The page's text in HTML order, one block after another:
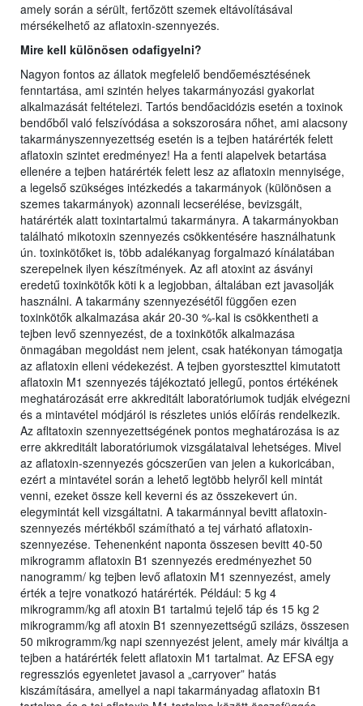
amely során a sérült, fertőzött szemek eltávolításával
mérsékelhető az aflatoxin-szennyezés.
Mire kell különösen odafigyelni?
Nagyon fontos az állatok megfelelő bendőemésztésének
fenntartása, ami szintén helyes takarmányozási gyakorlat
alkalmazását feltételezi. Tartós bendőacidózis esetén a toxinok
bendőből való felszívódása a sokszorosára nőhet, ami alacsony
takarmányszennyezettség esetén is a tejben határérték felett
aflatoxin szintet eredményez! Ha a fenti alapelvek betartása
ellenére a tejben határérték felett lesz az aflatoxin mennyisége,
a legelső szükséges intézkedés a takarmányok (különösen a
szemes takarmányok) azonnali lecserélése, bevizsgált,
határérték alatt toxintartalmú takarmányra. A takarmányokban
található mikotoxin szennyezés csökkentésére használhatunk
ún. toxinkötőket is, több adalékanyag forgalmazó kínálatában
szerepelnek ilyen készítmények. Az afl atoxint az ásványi
eredetű toxinkötők köti k a legjobban, általában ezt javasolják
használni. A takarmány szennyezésétől függően ezen
toxinkötők alkalmazása akár 20-30 %-kal is csökkentheti a
tejben levő szennyezést, de a toxinkötők alkalmazása
önmagában megoldást nem jelent, csak hatékonyan támogatja
az aflatoxin elleni védekezést. A tejben gyorsteszttel kimutatott
aflatoxin M1 szennyezés tájékoztató jellegű, pontos értékének
meghatározását erre akkreditált laboratóriumok tudják elvégezni
és a mintavétel módjáról is részletes uniós előírás rendelkezik.
Az afltatoxin szennyezettségének pontos meghatározása is az
erre akkreditált laboratóriumok vizsgálataival lehetséges. Mivel
az aflatoxin-szennyezés gócszerűen van jelen a kukoricában,
ezért a mintavétel során a lehető legtöbb helyről kell mintát
venni, ezeket össze kell keverni és az összekevert ún.
elegymintát kell vizsgáltatni. A takarmánnyal bevitt aflatoxin-
szennyezés mértékből számítható a tej várható aflatoxin-
szennyezése. Tehenenként naponta összesen bevitt 40-50
mikrogramm aflatoxin B1 szennyezés eredményezhet 50
nanogramm/ kg tejben levő aflatoxin M1 szennyezést, amely
érték a tejre vonatkozó határérték. Például: 5 kg 4
mikrogramm/kg afl atoxin B1 tartalmú tejelő táp és 15 kg 2
mikrogramm/kg afl atoxin B1 szennyezettségű szilázs, összesen
50 mikrogramm/kg napi szennyezést jelent, amely már kiváltja a
tejben a határérték felett aflatoxin M1 tartalmat. Az EFSA egy
regressziós egyenletet javasol a „carryover” hatás
kiszámítására, amellyel a napi takarmányadag aflatoxin B1